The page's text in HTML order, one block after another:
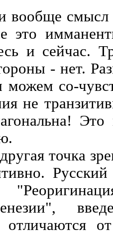
вообще смысл
это
и сейчас.
- нет.
со-
не
Это
точка
отличаются